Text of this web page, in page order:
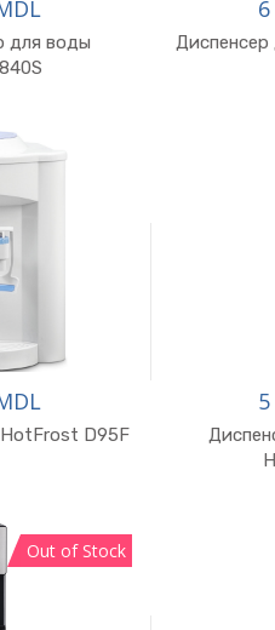
для воды
D95F
Out of Stock